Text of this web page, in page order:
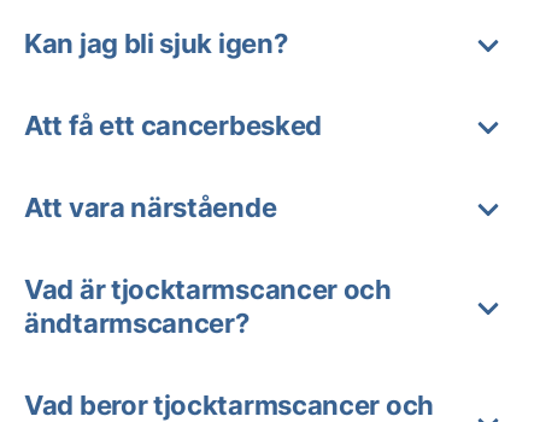
Kan jag bli sjuk igen?
Att få ett cancerbesked
Att vara närstående
Vad är tjocktarmscancer och
ändtarmscancer?
Vad beror tjocktarmscancer och